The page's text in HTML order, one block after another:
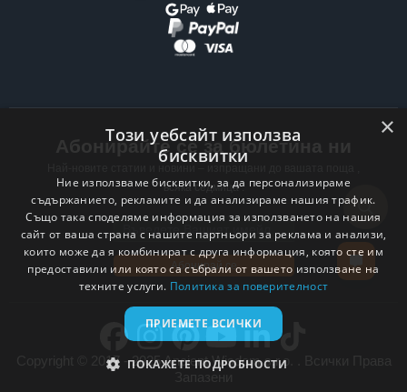
Абонирайте се за бюлетина ни
всяка седмица .
Email address
Абонирай се
Copyright © 2017 - 2025 Ancient Wisdom s.r.o. . Всички Права
×
Този уебсайт използва
бисквитки
Ние използваме бисквитки, за да персонализираме
съдържанието, рекламите и да анализираме нашия трафик.
Също така споделяме информация за използването на нашия
сайт от ваша страна с нашите партньори за реклама и анализи,
които може да я комбинират с друга информация, която сте им
предоставили или която са събрали от вашето използване на
техните услуги. Политика за поверителност
ПРИЕМЕТЕ ВСИЧКИ
ПОКАЖЕТЕ ПОДРОБНОСТИ